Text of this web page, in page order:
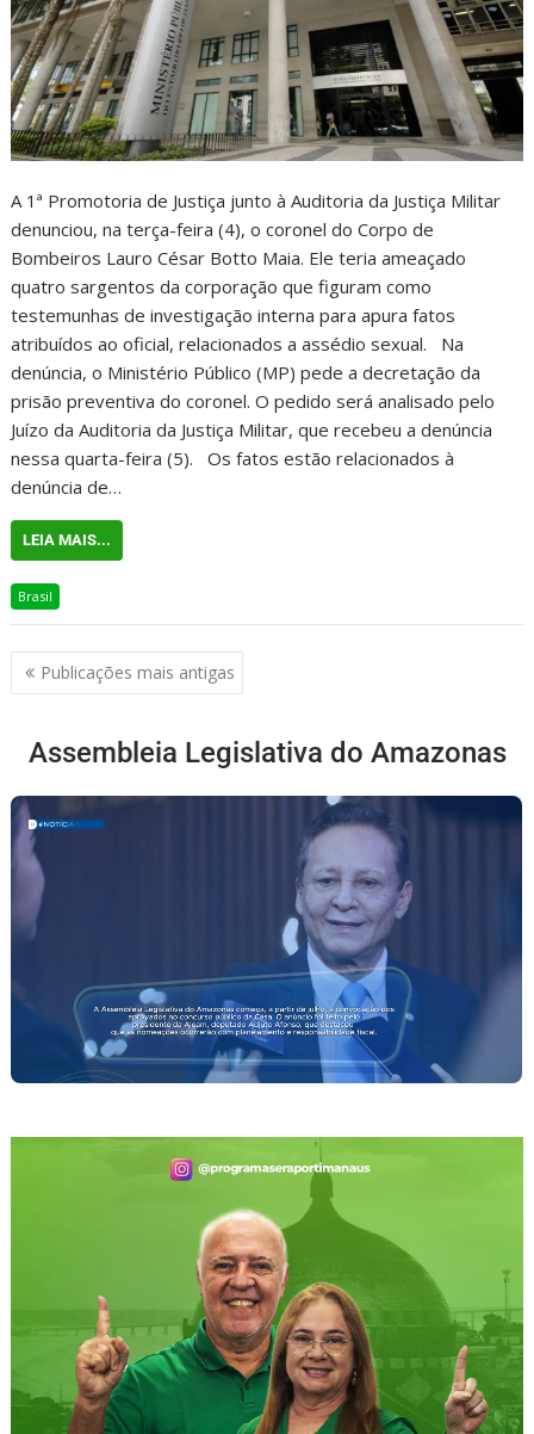
A 1ª Promotoria de Justiça junto à Auditoria da Justiça Militar
denunciou, na terça-feira (4), o coronel do Corpo de
Bombeiros Lauro César Botto Maia. Ele teria ameaçado
quatro sargentos da corporação que figuram como
testemunhas de investigação interna para apura fatos
atribuídos ao oficial, relacionados a assédio sexual. Na
denúncia, o Ministério Público (MP) pede a decretação da
prisão preventiva do coronel. O pedido será analisado pelo
Juízo da Auditoria da Justiça Militar, que recebeu a denúncia
nessa quarta-feira (5). Os fatos estão relacionados à
denúncia de…
LEIA MAIS...
Brasil
Publicações mais antigas
Assembleia Legislativa do Amazonas